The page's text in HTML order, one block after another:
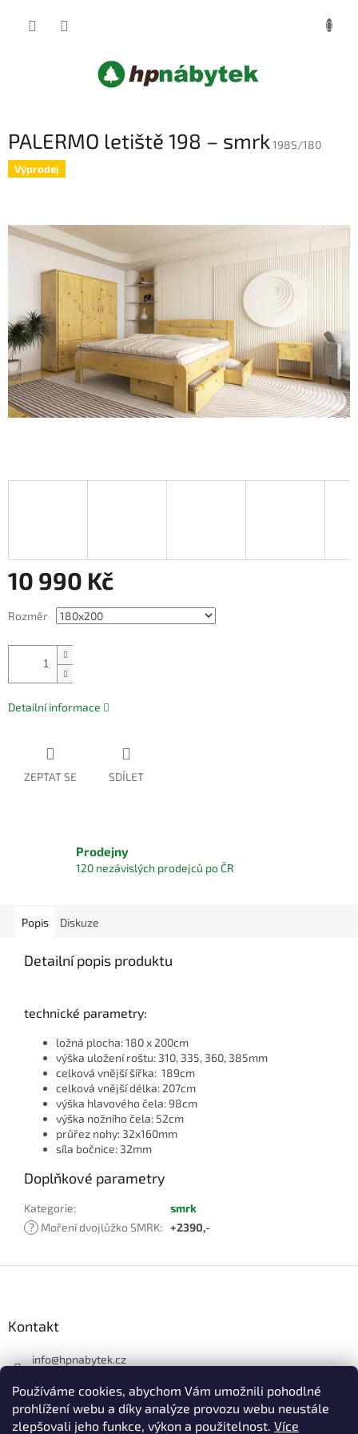
Používáme cookies, abychom Vám umožnili pohodlné
prohlížení webu a díky analýze provozu webu neustále
zlepšovali jeho funkce, výkon a použitelnost. Více
PALERMO letiště 198 – smrk 198S/180
Výprodej
10 990 Kč
cena:
Rozměr
Detailní informace
ZEPTAT SE SDÍLET
Prodejny
120 nezávislých prodejců po ČR
Popis Diskuze
Detailní popis produktu
technické parametry:
ložná plocha: 180 x 200cm
výška uložení roštu: 310, 335, 360, 385mm
celková vnější šířka: 189cm
celková vnější délka: 207cm
výška hlavového čela: 98cm
výška nožního čela: 52cm
průřez nohy: 32x160mm
síla bočnice: 32mm
Doplňkové parametry
Kategorie:
smrk
? Moření dvojlůžko SMRK: +2390,-
í
Kontakt
info@hpnabytek.cz
HP masiv nábytek
hpmasivnabytek